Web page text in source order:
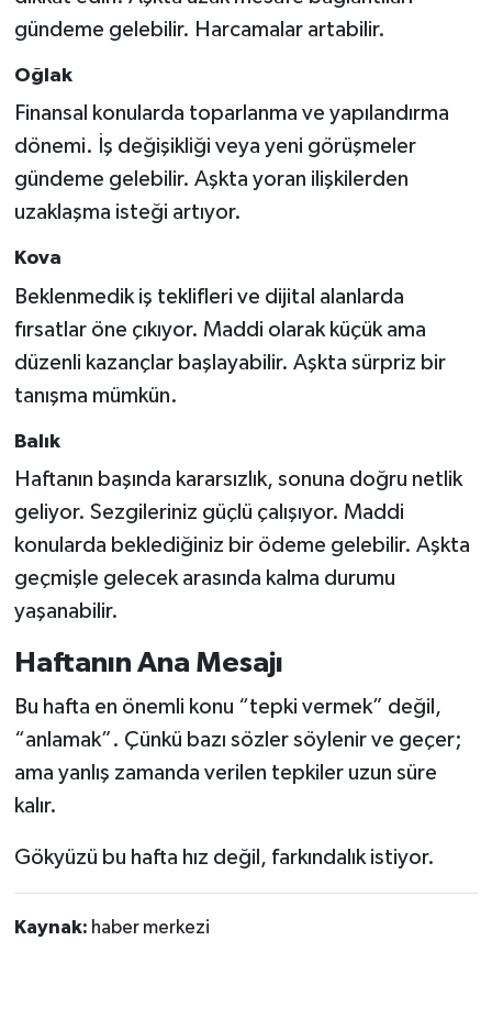
gündeme gelebilir. Harcamalar artabilir.
Oğlak
Finansal konularda toparlanma ve yapılandırma
dönemi. İş değişikliği veya yeni görüşmeler
gündeme gelebilir. Aşkta yoran ilişkilerden
uzaklaşma isteği artıyor.
Kova
Beklenmedik iş teklifleri ve dijital alanlarda
fırsatlar öne çıkıyor. Maddi olarak küçük ama
düzenli kazançlar başlayabilir. Aşkta sürpriz bir
tanışma mümkün.
Balık
Haftanın başında kararsızlık, sonuna doğru netlik
geliyor. Sezgileriniz güçlü çalışıyor. Maddi
konularda beklediğiniz bir ödeme gelebilir. Aşkta
geçmişle gelecek arasında kalma durumu
yaşanabilir.
Haftanın Ana Mesajı
Bu hafta en önemli konu “tepki vermek” değil,
“anlamak”. Çünkü bazı sözler söylenir ve geçer;
ama yanlış zamanda verilen tepkiler uzun süre
kalır.
Gökyüzü bu hafta hız değil, farkındalık istiyor.
Kaynak: haber merkezi